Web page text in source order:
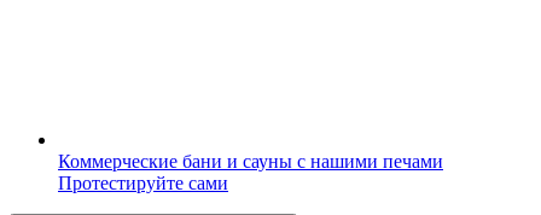
Коммерческие бани и сауны с нашими печами
Протестируйте сами